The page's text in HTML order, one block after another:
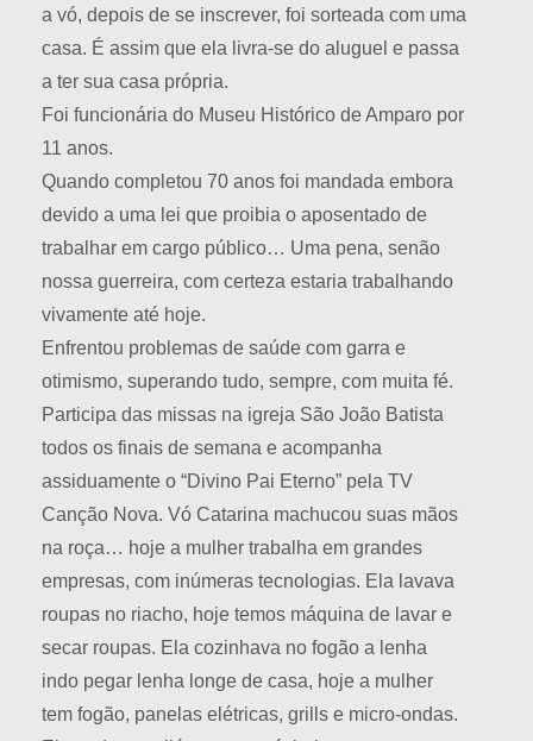
a vó, depois de se inscrever, foi sorteada com uma
casa. É assim que ela livra-se do aluguel e passa
a ter sua casa própria.
Foi funcionária do Museu Histórico de Amparo por
11 anos.
Quando completou 70 anos foi mandada embora
devido a uma lei que proibia o aposentado de
trabalhar em cargo público… Uma pena, senão
nossa guerreira, com certeza estaria trabalhando
vivamente até hoje.
Enfrentou problemas de saúde com garra e
otimismo, superando tudo, sempre, com muita fé.
Participa das missas na igreja São João Batista
todos os finais de semana e acompanha
assiduamente o “Divino Pai Eterno” pela TV
Canção Nova. Vó Catarina machucou suas mãos
na roça… hoje a mulher trabalha em grandes
empresas, com inúmeras tecnologias. Ela lavava
roupas no riacho, hoje temos máquina de lavar e
secar roupas. Ela cozinhava no fogão a lenha
indo pegar lenha longe de casa, hoje a mulher
tem fogão, panelas elétricas, grills e micro-ondas.